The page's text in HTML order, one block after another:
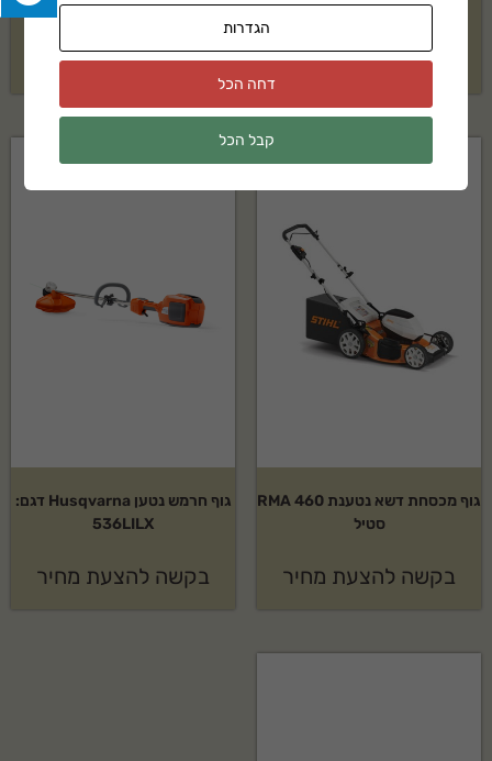
MV650SPH
₪12,433
דגם:H321EL
בקשה להצעת מחיר
גוף מכסחת דשא נטענת RMA 460
סטיל
בקשה להצעת מחיר
גוף חרמש נטען Husqvarna דגם:
536LILX
בקשה להצעת מחיר
הגדרות
דחה הכל
קבל הכל